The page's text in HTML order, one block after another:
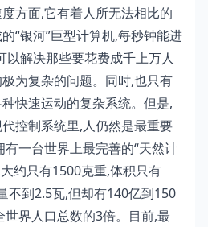
方面,它有着人所无法相比的
“银河”巨型计算机,每秒钟能进
以解决那些要花费成千上万人
为复杂的问题。同时,也只有
快速运动的复杂系统。但是,
控制系统里,人仍然是最重要
一台世界上最完善的“天然计
约只有1500克重,体积只有
不到2.5瓦,但却有140亿到150
界人口总数的3倍。目前,最